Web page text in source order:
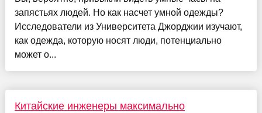
запястьях людей. Но как насчет умной одежды?
Исследователи из Университета Джорджии изучают,
как одежда, которую носят люди, потенциально
может о...
Китайские инженеры максимально